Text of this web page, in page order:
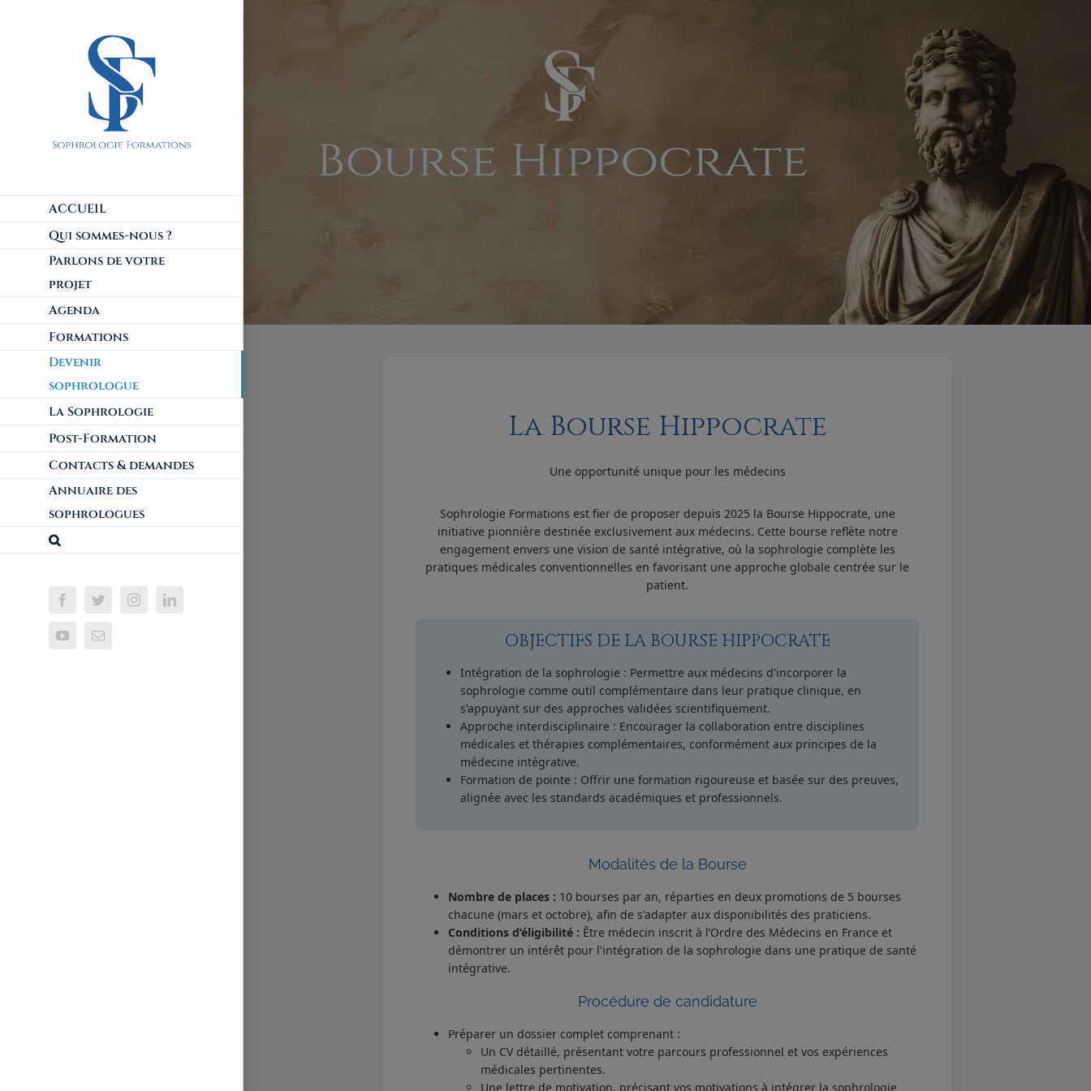
ACCUEIL
Qui sommes-nous ?
Parlons de votre
projet
Agenda
Formations
Devenir
sophrologue
La Sophrologie
Post-Formation
Contacts & demandes
Annuaire des
sophrologues
La Bourse Hippocrate
Une opportunité unique pour les médecins
Sophrologie Formations est fier de proposer depuis 2025 la Bourse Hippocrate, une
initiative pionnière destinée exclusivement aux médecins. Cette bourse reflète notre
engagement envers une vision de santé intégrative, où la sophrologie complète les
pratiques médicales conventionnelles en favorisant une approche globale centrée sur le
patient.
OBJECTIFS DE LA BOURSE HIPPOCRATE
Intégration de la sophrologie : Permettre aux médecins d'incorporer la
sophrologie comme outil complémentaire dans leur pratique clinique, en
s'appuyant sur des approches validées scientifiquement.
Approche interdisciplinaire : Encourager la collaboration entre disciplines
médicales et thérapies complémentaires, conformément aux principes de la
médecine intégrative.
Formation de pointe : Offrir une formation rigoureuse et basée sur des preuves,
alignée avec les standards académiques et professionnels.
Modalités de la Bourse
Nombre de places : 10 bourses par an, réparties en deux promotions de 5 bourses
chacune (mars et octobre), afin de s'adapter aux disponibilités des praticiens.
Conditions d’éligibilité : Être médecin inscrit à l’Ordre des Médecins en France et
démontrer un intérêt pour l'intégration de la sophrologie dans une pratique de santé
intégrative.
Procédure de candidature
Préparer un dossier complet comprenant :
Un CV détaillé, présentant votre parcours professionnel et vos expériences
médicales pertinentes.
Une lettre de motivation, précisant vos motivations à intégrer la sophrologie